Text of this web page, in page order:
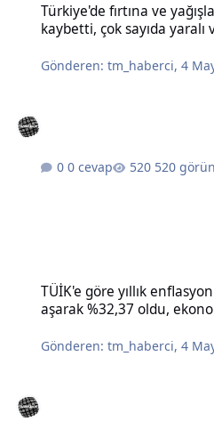
Türkiye'de fırtına ve
kaybetti, çok sayıda yaralı
Gönderen:tm_haberci,4
0 cevap 520
TÜİK'e göre yıllık
aşarak %32,37 oldu,
Gönderen:tm_haberci,4